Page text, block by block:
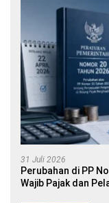
31 Juli 2026
Perubahan di PP
Wajib Pajak dan